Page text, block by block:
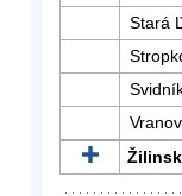
Stará